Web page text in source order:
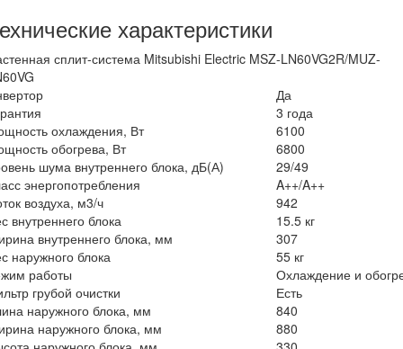
характеристики
сплит-система Mitsubishi Electric MSZ-LN60VG2R/MUZ-
Да
3 года
охлаждения, Вт
6100
обогрева, Вт
6800
шума внутреннего блока, дБ(А)
29/49
энергопотребления
A++/A++
воздуха, м3/ч
942
внутреннего блока
15.5 кг
внутреннего блока, мм
307
наружного блока
55 кг
работы
Охлаждение и
грубой очистки
Есть
наружного блока, мм
840
наружного блока, мм
880